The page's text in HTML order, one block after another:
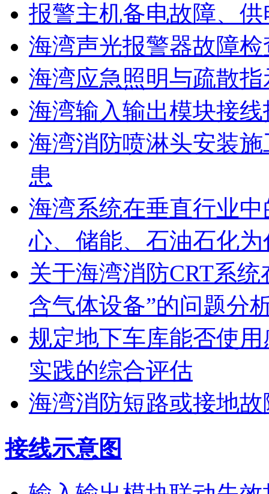
报警主机备电故障、
海湾声光报警器故障
海湾应急照明与疏散
海湾输入输出模块接
海湾消防喷淋头安装
患
海湾系统在垂直行业
心、储能、石油石化
关于海湾消防CRT系
含气体设备”的问题分
规定地下车库能否使
实践的综合评估
海湾消防短路或接地
接线示意图